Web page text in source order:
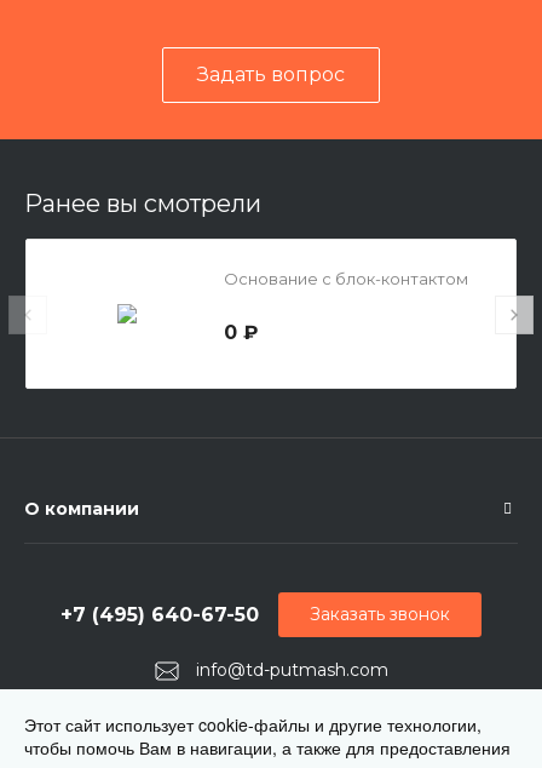
Задать вопрос
Ранее вы смотрели
Основание с блок-контактом
0 ₽
О компании
info@td-putmash.com
+7 (495) 640-67-50
г. Москва, 1-й Кирпичный переулок, дом 2
Заказать звонок
Этот сайт использует cookie-файлы и другие технологии,
чтобы помочь Вам в навигации, а также для предоставления